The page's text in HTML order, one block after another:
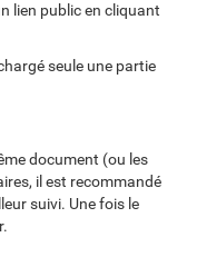
lien public en cliquant
seule une partie
document (ou les
il est recommandé
suivi. Une fois le